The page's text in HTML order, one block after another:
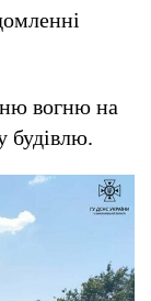
вогню на
будівлю.